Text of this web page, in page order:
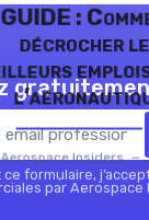
GUIDE :
décrocher
Aerospace Insiders —
formulaire,
par Aerospace